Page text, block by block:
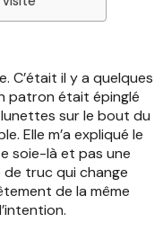
C’était il y a quelques
patron était épinglé
sur le bout du
Elle m’a expliqué le
soie-là et pas une
de truc qui change
de la même